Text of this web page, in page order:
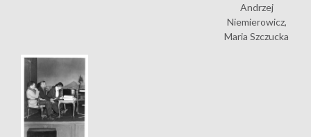
Andrzej
Niemierowicz,
Maria Szczucka